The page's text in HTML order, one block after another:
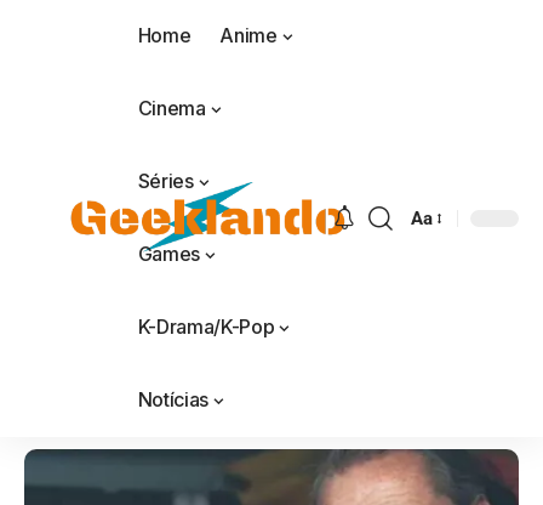
Home Anime
Cinema
Séries
Games
K-Drama/K-Pop
Notícias
Aa